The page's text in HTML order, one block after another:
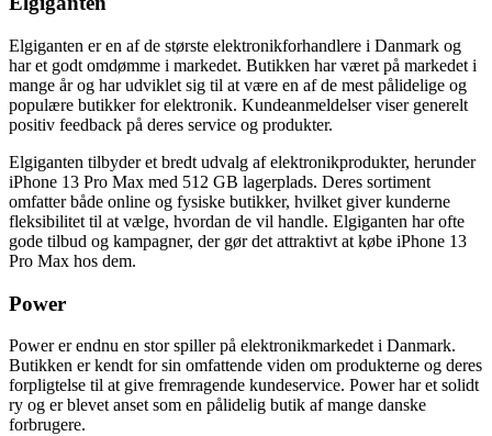
Elgiganten er en af de største elektronikforhandlere i Danmark og
har et godt omdømme i markedet. Butikken har været på markedet i
mange år og har udviklet sig til at være en af de mest pålidelige og
populære butikker for elektronik. Kundeanmeldelser viser generelt
positiv feedback på deres service og produkter.
Elgiganten tilbyder et bredt udvalg af elektronikprodukter, herunder
iPhone 13 Pro Max med 512 GB lagerplads. Deres sortiment
omfatter både online og fysiske butikker, hvilket giver kunderne
fleksibilitet til at vælge, hvordan de vil handle. Elgiganten har ofte
gode tilbud og kampagner, der gør det attraktivt at købe iPhone 13
Pro Max hos dem.
Power
Power er endnu en stor spiller på elektronikmarkedet i Danmark.
Butikken er kendt for sin omfattende viden om produkterne og deres
forpligtelse til at give fremragende kundeservice. Power har et solidt
ry og er blevet anset som en pålidelig butik af mange danske
forbrugere.